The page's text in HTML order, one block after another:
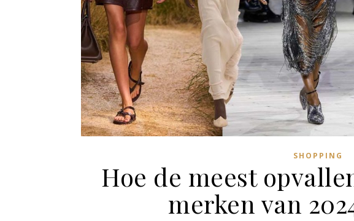
SHOPPING
Hoe de meest
merken van